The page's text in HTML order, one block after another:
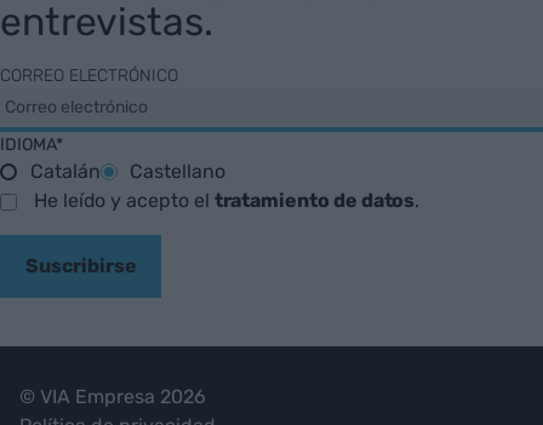
entrevistas.
CORREO ELECTRÓNICO
IDIOMA*
Catalán
Castellano
He leído y acepto el tratamiento de datos.
Suscribirse
© VIA Empresa 2026